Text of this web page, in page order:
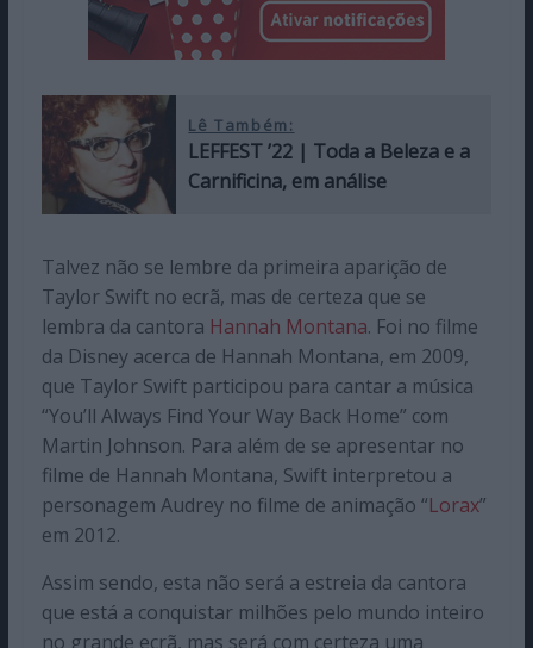
Lê Também:
LEFFEST ’22 | Toda a Beleza e a
Carnificina, em análise
Talvez não se lembre da primeira aparição de
Taylor Swift no ecrã, mas de certeza que se
lembra da cantora Hannah Montana. Foi no filme
da Disney acerca de Hannah Montana, em 2009,
que Taylor Swift participou para cantar a música
“You’ll Always Find Your Way Back Home” com
Martin Johnson. Para além de se apresentar no
filme de Hannah Montana, Swift interpretou a
personagem Audrey no filme de animação “Lorax”
em 2012.
Assim sendo, esta não será a estreia da cantora
que está a conquistar milhões pelo mundo inteiro
no grande ecrã, mas será com certeza uma